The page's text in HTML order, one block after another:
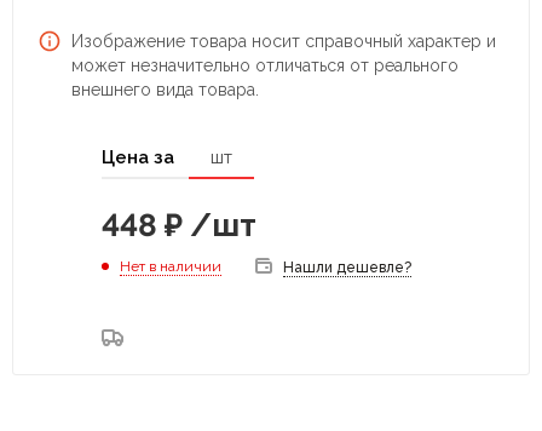
Изображение товара носит справочный характер и
может незначительно отличаться от реального
внешнего вида товара.
Цена за шт
448 ₽ /шт
Нет в наличии Нашли дешевле?